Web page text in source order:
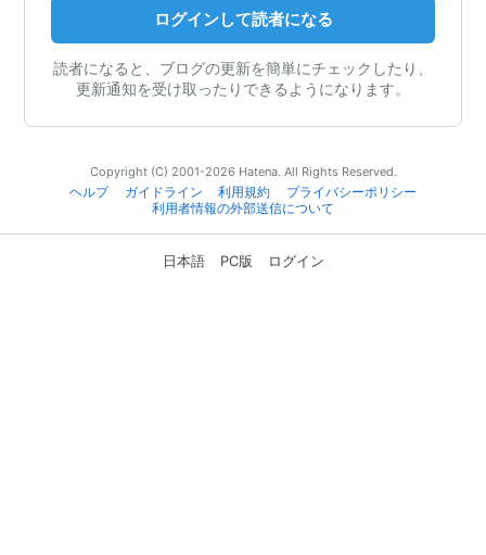
ログインして読者になる
読者になると、ブログの更新を簡単にチェックしたり、
更新通知を受け取ったりできるようになります。
Copyright (C) 2001-2026 Hatena. All Rights Reserved.
ヘルプ
ガイドライン 利用規約
プライバシーポリシー
利用者情報の外部送信について
日本語 PC版 ログイン